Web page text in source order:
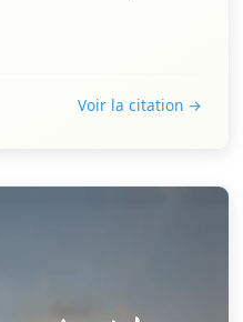
Voir la citation →